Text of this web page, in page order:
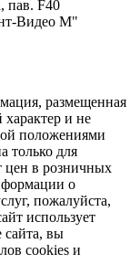
пав. F40
Видео М"
размещенная
и не
положениями
только для
цен в розничных
о
пожалуйста,
использует
сайта, вы
cookies и